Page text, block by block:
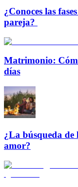
¿Conoces las
pareja?
Matrimonio:
días
¿La búsqueda
amor?